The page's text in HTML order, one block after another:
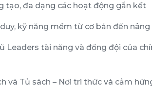
tạo, đa dạng các hoạt động gắn kết
kỹ năng mềm từ cơ bản đến nâng
Leaders tài năng và đồng đội của
và Tủ sách – Nơi tri thức và cảm